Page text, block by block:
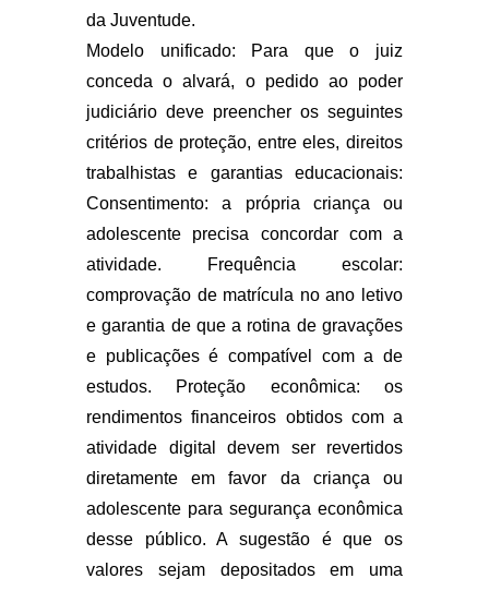
da Juventude.
Modelo unificado: Para que o juiz
conceda o alvará, o pedido ao poder
judiciário deve preencher os seguintes
critérios de proteção, entre eles, direitos
trabalhistas e garantias educacionais:
Consentimento: a própria criança ou
adolescente precisa concordar com a
atividade. Frequência escolar:
comprovação de matrícula no ano letivo
e garantia de que a rotina de gravações
e publicações é compatível com a de
estudos. Proteção econômica: os
rendimentos financeiros obtidos com a
atividade digital devem ser revertidos
diretamente em favor da criança ou
adolescente para segurança econômica
desse público. A sugestão é que os
valores sejam depositados em uma